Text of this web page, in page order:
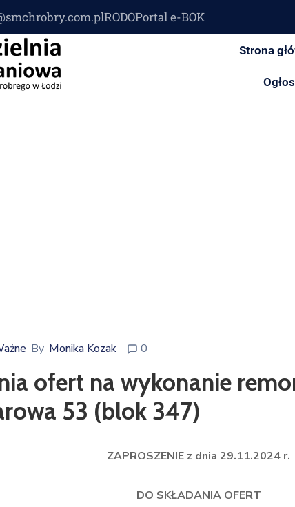
RODOPortal e-BOK
Strona
By Monika Kozak 0
ofert na wykonanie
53 (blok 347)
ZAPROSZENIE z dnia 29.11.2024 r.
DO SKŁADANIA OFERT